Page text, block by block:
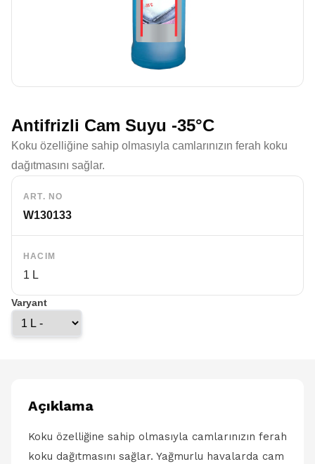
Antifrizli Cam Suyu -35°C
Koku özelliğine sahip olmasıyla camlarınızın ferah koku
dağıtmasını sağlar.
ART. NO
W130133
HACIM
1 L
Varyant
Açıklama
Koku özelliğine sahip olmasıyla camlarınızın ferah
koku dağıtmasını sağlar. Yağmurlu havalarda cam